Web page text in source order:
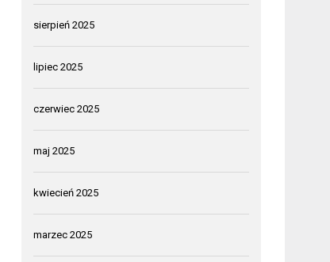
sierpień 2025
lipiec 2025
czerwiec 2025
maj 2025
kwiecień 2025
marzec 2025